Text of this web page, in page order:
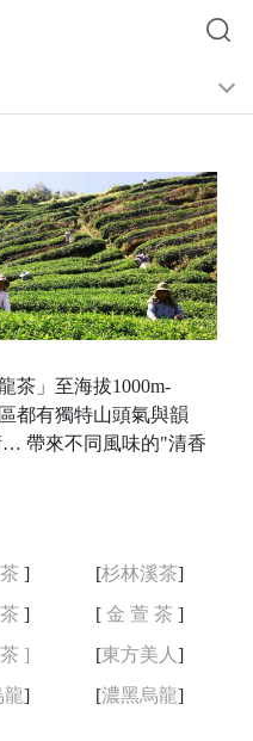
茶」至海拔1000m-
都有獨特山頭氣與韻
帶來不同風味的"清香
] [杉林溪茶]
] [ 金 萱 茶 ]
] [東方美人 ]
] [濃黑烏龍]